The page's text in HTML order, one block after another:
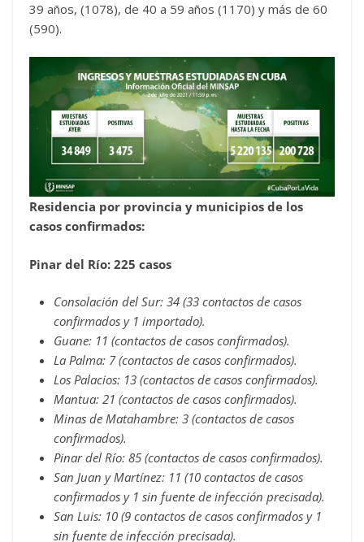
39 años, (1078), de 40 a 59 años (1170) y más de 60
(590).
Residencia por provincia y municipios de los
casos confirmados:
Pinar del Río: 225 casos
Consolación del Sur: 34 (33 contactos de casos
confirmados y 1 importado).
Guane: 11 (contactos de casos confirmados).
La Palma: 7 (contactos de casos confirmados).
Los Palacios: 13 (contactos de casos confirmados).
Mantua: 21 (contactos de casos confirmados).
Minas de Matahambre: 3 (contactos de casos
confirmados).
Pinar del Río: 85 (contactos de casos confirmados).
San Juan y Martínez: 11 (10 contactos de casos
confirmados y 1 sin fuente de infección precisada).
San Luis: 10 (9 contactos de casos confirmados y 1
sin fuente de infección precisada).